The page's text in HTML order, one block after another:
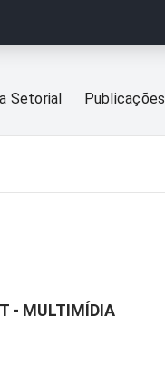
Setorial Publicações
- MULTIMÍDIA